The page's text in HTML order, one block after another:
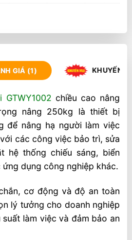
GIÁ (1) KHUYẾN
GTWY1002 chiều cao nâng
nâng 250kg là thiết bị
để nâng hạ người làm việc
các công việc bảo trì, sửa
hệ thống chiếu sáng, biển
dụng công nghiệp khác.
cơ động và độ an toàn
lý tưởng cho doanh nghiệp
làm việc và đảm bảo an